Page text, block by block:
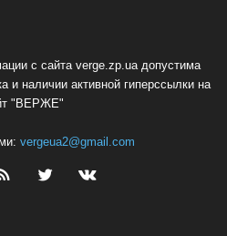
с сайта verge.zp.ua допустима
и наличии активной гиперссылки на
"ВЕРЖЕ"
vergeua2@gmail.com